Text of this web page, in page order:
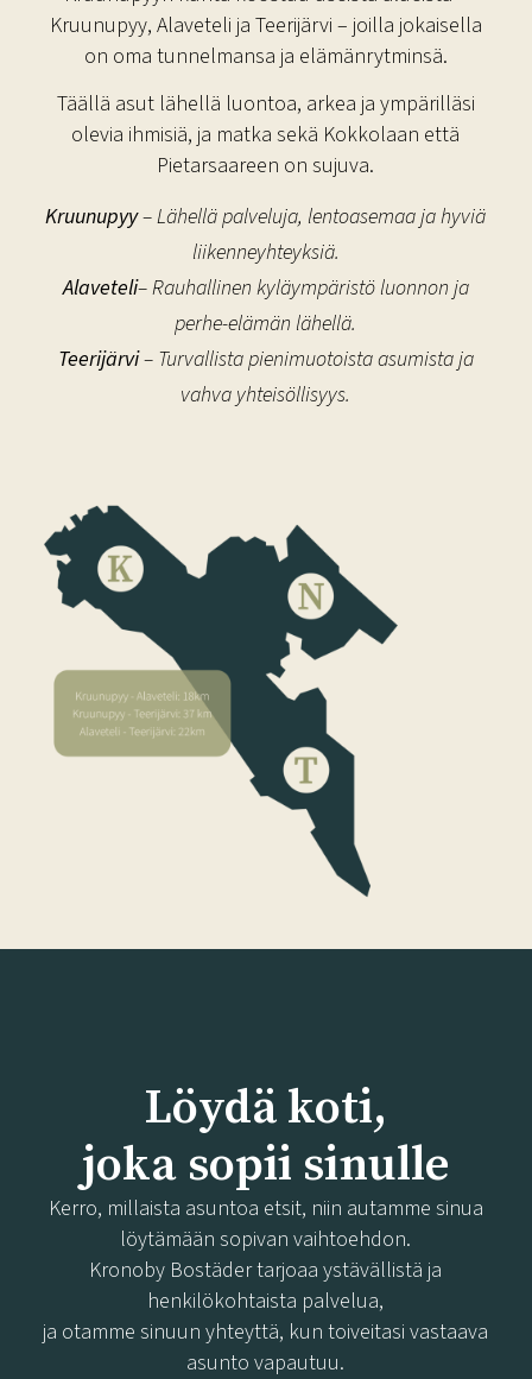
Kruunupyy, Alaveteli ja Teerijärvi – joilla jokaisella
on oma tunnelmansa ja elämänrytminsä.
Täällä asut lähellä luontoa, arkea ja ympärilläsi
olevia ihmisiä, ja matka sekä Kokkolaan että
Pietarsaareen on sujuva.
Kruunupyy– Lähellä palveluja, lentoasemaa ja hyviä
liikenneyhteyksiä.
Alaveteli– Rauhallinen kyläympäristö luonnon ja
perhe-elämän lähellä.
Teerijärvi– Turvallista pienimuotoista asumista ja
vahva yhteisöllisyys.
Löydä koti,
joka sopii sinulle
Kerro, millaista asuntoa etsit, niin autamme sinua
löytämään sopivan vaihtoehdon.
Kronoby Bostäder tarjoaa ystävällistä ja
henkilökohtaista palvelua,
ja otamme sinuun yhteyttä, kun toiveitasi vastaava
asunto vapautuu.